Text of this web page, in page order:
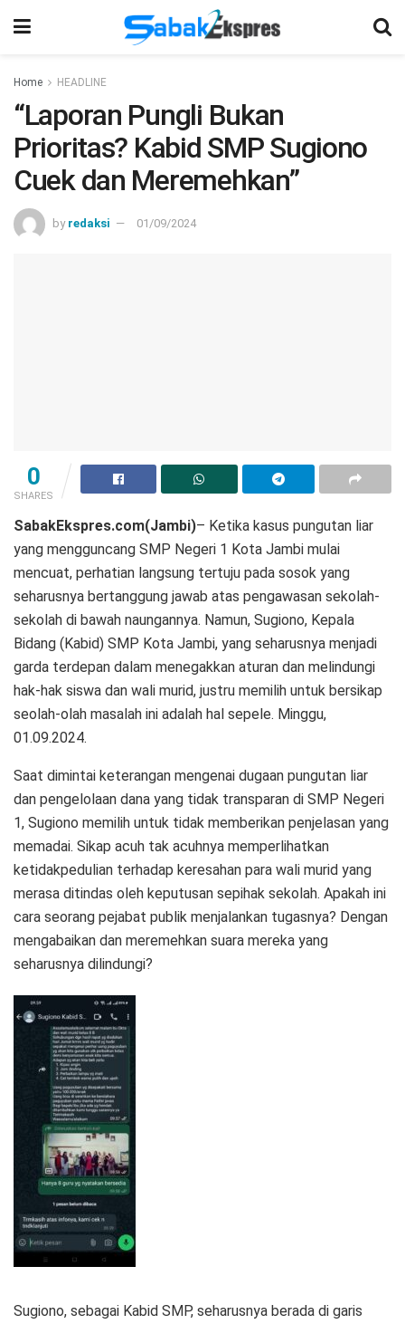
Home HEADLINE
“Laporan Pungli Bukan
Prioritas? Kabid SMP Sugiono
Cuek dan Meremehkan”
by redaksi 01/09/2024
0
SHARES
SabakEkspres.com(Jambi)– Ketika kasus pungutan liar
yang mengguncang SMP Negeri 1 Kota Jambi mulai
mencuat, perhatian langsung tertuju pada sosok yang
seharusnya bertanggung jawab atas pengawasan sekolah-
sekolah di bawah naungannya. Namun, Sugiono, Kepala
Bidang (Kabid) SMP Kota Jambi, yang seharusnya menjadi
garda terdepan dalam menegakkan aturan dan melindungi
hak-hak siswa dan wali murid, justru memilih untuk bersikap
seolah-olah masalah ini adalah hal sepele. Minggu,
01.09.2024.
Saat dimintai keterangan mengenai dugaan pungutan liar
dan pengelolaan dana yang tidak transparan di SMP Negeri
1, Sugiono memilih untuk tidak memberikan penjelasan yang
memadai. Sikap acuh tak acuhnya memperlihatkan
ketidakpedulian terhadap keresahan para wali murid yang
merasa ditindas oleh keputusan sepihak sekolah. Apakah ini
cara seorang pejabat publik menjalankan tugasnya? Dengan
mengabaikan dan meremehkan suara mereka yang
seharusnya dilindungi?
Sugiono, sebagai Kabid SMP, seharusnya berada di garis